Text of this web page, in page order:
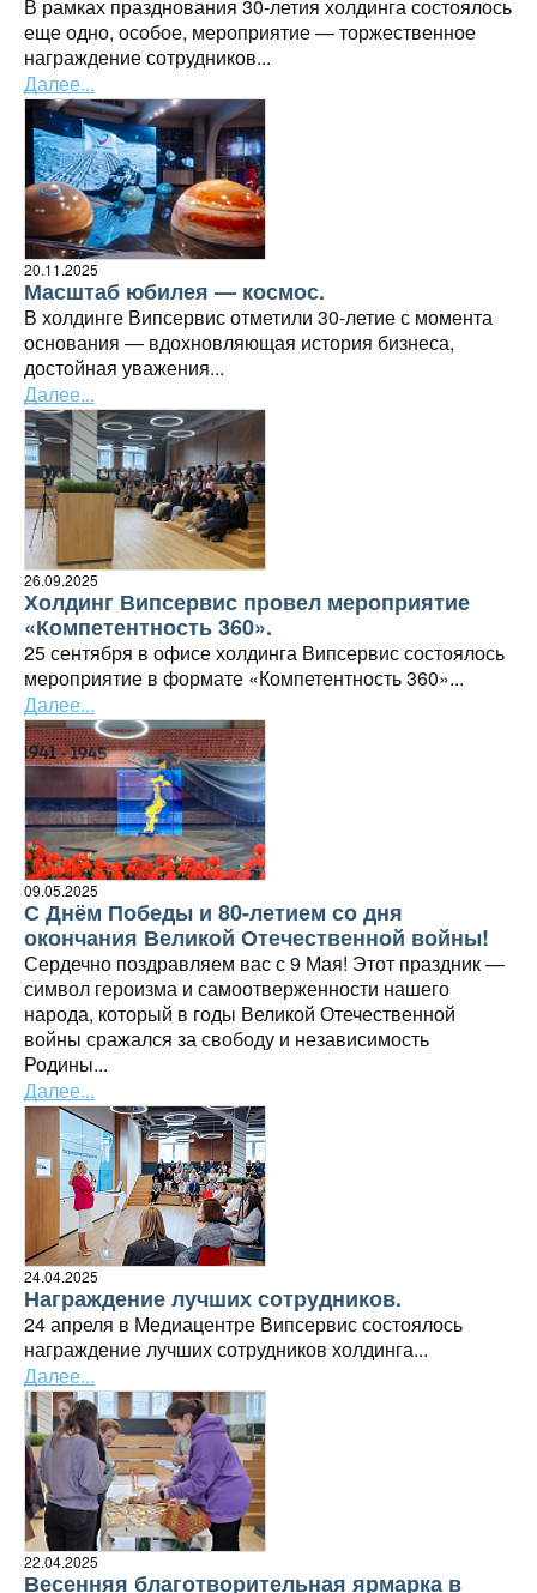
В рамках празднования 30-летия холдинга состоялось
еще одно, особое, мероприятие — торжественное
награждение сотрудников...
Далее...
Масштаб юбилея — космос.
В холдинге Випсервис отметили 30-летие с момента
основания — вдохновляющая история бизнеса,
достойная уважения...
20.11.2025
Далее...
Холдинг Випсервис провел мероприятие
«Компетентность 360».
25 сентября в офисе холдинга Випсервис состоялось
мероприятие в формате «Компетентность 360»...
26.09.2025
Далее...
С Днём Победы и 80-летием со дня
окончания Великой Отечественной войны!
Сердечно поздравляем вас с 9 Мая! Этот праздник —
символ героизма и самоотверженности нашего
народа, который в годы Великой Отечественной
войны сражался за свободу и независимость
Родины...
09.05.2025
Далее...
Награждение лучших сотрудников.
24 апреля в Медиацентре Випсервис состоялось
награждение лучших сотрудников холдинга...
24.04.2025
Далее...
Весенняя благотворительная ярмарка в
22.04.2025